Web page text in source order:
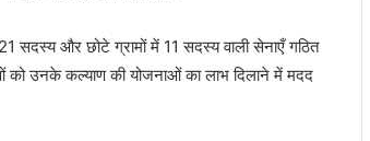
सदस्य और छोटे ग्रामों में 11 सदस्य वाली सेनाएँ गठित
को उनके कल्याण की योजनाओं का लाभ दिलाने में मदद